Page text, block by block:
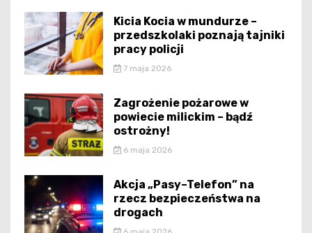
Kicia Kocia w mundurze –
przedszkolaki poznają tajniki
pracy policji
7 maja 2026
Zagrożenie pożarowe w
powiecie milickim – bądź
ostrożny!
6 maja 2026
Akcja „Pasy–Telefon” na
rzecz bezpieczeństwa na
drogach